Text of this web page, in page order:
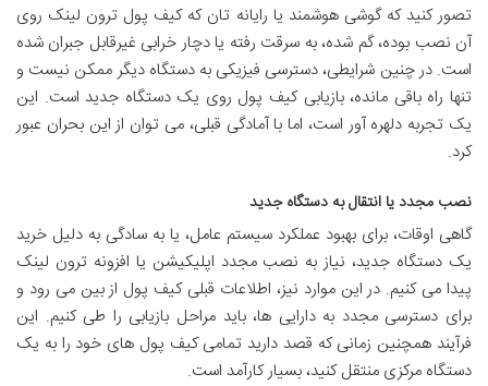
تصور کنید که گوشی هوشمند یا رایانه تان که کیف پول ترون لینک روی
آن نصب بوده، گم شده، به سرقت رفته یا دچار خرابی غیرقابل جبران شده
است. در چنین شرایطی، دسترسی فیزیکی به دستگاه دیگر ممکن نیست و
تنها راه باقی مانده، بازیابی کیف پول روی یک دستگاه جدید است. این
یک تجربه دلهره آور است، اما با آمادگی قبلی، می توان از این بحران عبور
کرد.
نصب مجدد یا انتقال به دستگاه جدید
گاهی اوقات، برای بهبود عملکرد سیستم عامل، یا به سادگی به دلیل خرید
یک دستگاه جدید، نیاز به نصب مجدد اپلیکیشن یا افزونه ترون لینک
پیدا می کنیم. در این موارد نیز، اطلاعات قبلی کیف پول از بین می رود و
برای دسترسی مجدد به دارایی ها، باید مراحل بازیابی را طی کنیم. این
فرآیند همچنین زمانی که قصد دارید تمامی کیف پول های خود را به یک
دستگاه مرکزی منتقل کنید، بسیار کارآمد است.